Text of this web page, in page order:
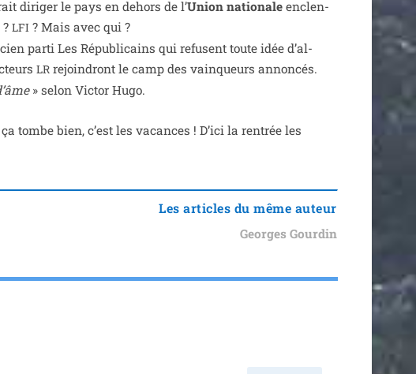
diri­ger le pays en dehors de l’Union natio­nale enclen­
?LFI ? Mais avec qui ?
par­ti Les Républicains qui refusent toute idée d’al­
LR rejoin­dront le camp des vain­queurs annon­cés.
» selon Victor Hugo.
tombe bien, c’est les vacances ! D’ici la ren­trée les
Les articles du même auteur
Georges Gourdin